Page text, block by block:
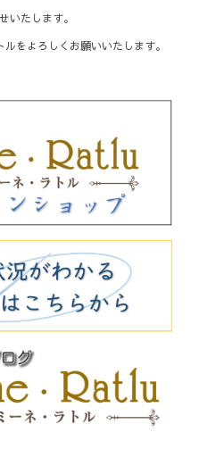
いたします。
よろしくお願いいたします。